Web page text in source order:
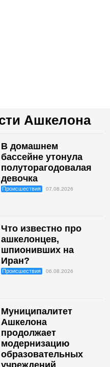
Ашкелона
В домашнем
бассейне утонула
полуторагодовалая
девочка
Происшествия 07.08.2026
Что известно про
ашкелонцев,
шпионивших на
Иран?
Происшествия 06.08.2026
Муниципалитет
Ашкелона
продолжает
модернизацию
образовательных
учреждений